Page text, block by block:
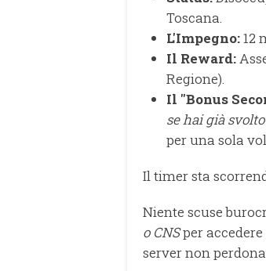
Toscana.
L'Impegno:12
Il Reward:
Regione).
Il "Bonus
se hai già
per una sola
Il timer sta
Niente scuse
o CNSper
server non